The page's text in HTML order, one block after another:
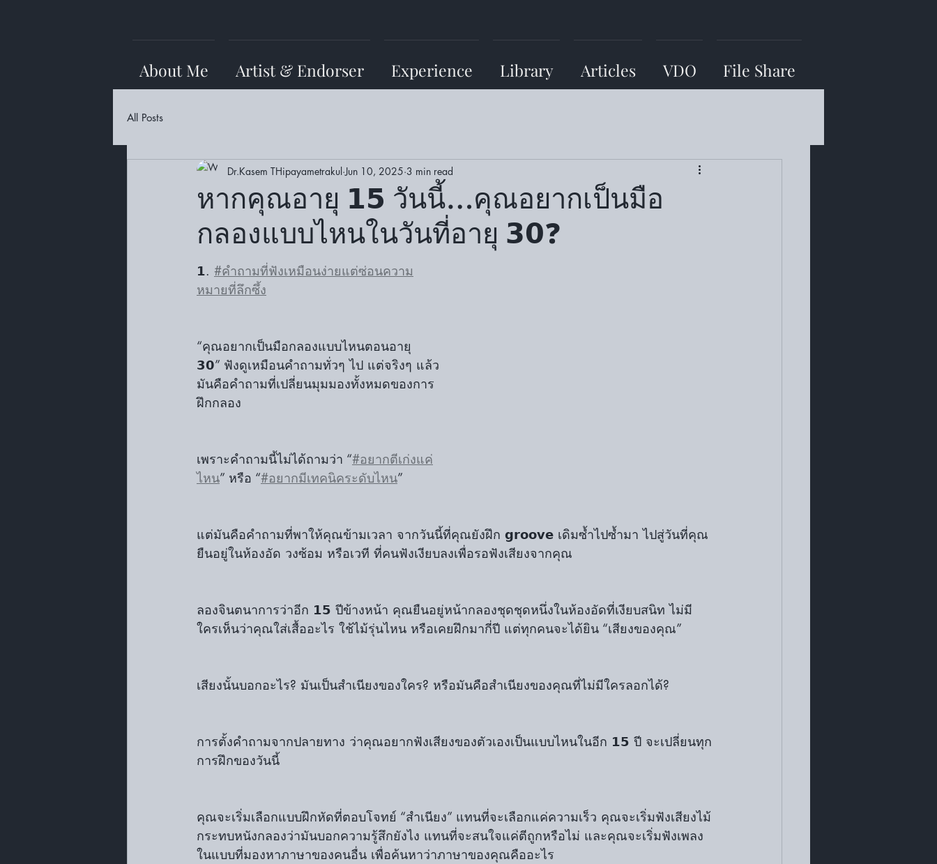
About Me Artist & Endorser Experience Library Articles VDO File Share
All Posts
หากคุณอายุ 𝟭𝟱 วันนี้…คุณอยากเป็นมือ
กลองแบบไหนในวันที่อายุ 𝟯𝟬❓
Dr.Kasem THipayametrakul Jun 10, 2025 3 min read
𝟭. #คำถามที่ฟังเหมือนง่ายแต่ซ่อนความ
หมายที่ลึกซึ้ง
“คุณอยากเป็นมือกลองแบบไหนตอนอายุ
𝟯𝟬” ฟังดูเหมือนคำถามทั่วๆ ไป แต่จริงๆ แล้ว
มันคือคำถามที่เปลี่ยนมุมมองทั้งหมดของการ
ฝึกกลอง
เพราะคำถามนี้ไม่ได้ถามว่า “#อยากตีเก่งแค่
ไหน” หรือ “#อยากมีเทคนิคระดับไหน”
แต่มันคือคำถามที่พาให้คุณข้ามเวลา จากวันนี้ที่คุณยังฝึก 𝗴𝗿𝗼𝗼𝘃𝗲 เดิมซ้ำไปซ้ำมา ไปสู่วันที่คุณ
ยืนอยู่ในห้องอัด วงซ้อม หรือเวที ที่คนฟังเงียบลงเพื่อรอฟังเสียงจากคุณ
ลองจินตนาการว่าอีก 𝟭𝟱 ปีข้างหน้า คุณยืนอยู่หน้ากลองชุดชุดหนึ่งในห้องอัดที่เงียบสนิท ไม่มี
ใครเห็นว่าคุณใส่เสื้ออะไร ใช้ไม้รุ่นไหน หรือเคยฝึกมากี่ปี แต่ทุกคนจะได้ยิน “เสียงของคุณ”
เสียงนั้นบอกอะไร? มันเป็นสำเนียงของใคร? หรือมันคือสำเนียงของคุณที่ไม่มีใครลอกได้?
การตั้งคำถามจากปลายทาง ว่าคุณอยากฟังเสียงของตัวเองเป็นแบบไหนในอีก 𝟭𝟱 ปี จะเปลี่ยนทุก
การฝึกของวันนี้
คุณจะเริ่มเลือกแบบฝึกหัดที่ตอบโจทย์ “สำเนียง” แทนที่จะเลือกแค่ความเร็ว คุณจะเริ่มฟังเสียงไม้
กระทบหนังกลองว่ามันบอกความรู้สึกยังไง แทนที่จะสนใจแค่ตีถูกหรือไม่ และคุณจะเริ่มฟังเพลง
ในแบบที่มองหาภาษาของคนอื่น เพื่อค้นหาว่าภาษาของคุณคืออะไร